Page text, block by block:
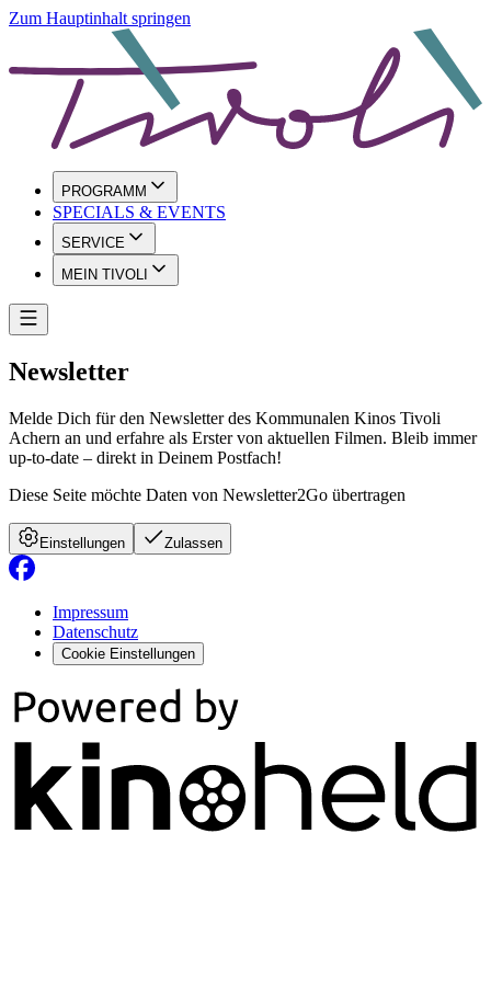
Zum Hauptinhalt springen
PROGRAMM
SPECIALS & EVENTS
SERVICE
MEIN TIVOLI
Newsletter
Melde Dich für den Newsletter des Kommunalen Kinos Tivoli
Achern an und erfahre als Erster von aktuellen Filmen. Bleib immer
up-to-date – direkt in Deinem Postfach!
Diese Seite möchte Daten von Newsletter2Go übertragen
Einstellungen Zulassen
Impressum
Datenschutz
Cookie Einstellungen